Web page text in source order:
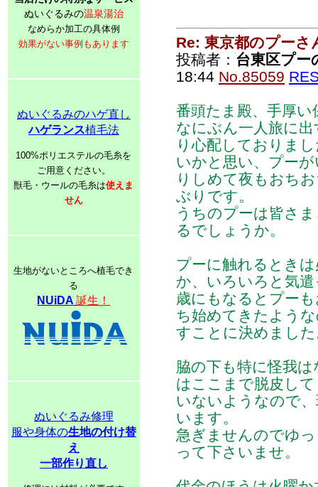
ぬいぐるみの温泉湯治
なめらか加工の具体例
効果がない事例もあります
ぬいぐるみのハゲ直し
ハゲランス植毛法
100%ポリエステルの毛糸を
ご用意ください。
獣毛・ウールの毛糸は使えま
せん
生地がないところへ植毛でき
る
NUiDA誕生！
ぬいぐるみ修理
服や身体の生地の付け替
え
一部作り直し
Re: 東京都のプーさ
投稿者： 台東区プー
18:44 No.85059
番頭たま殿、手厚
なにぶん一人旅に
り心配しておりま
いかと思い、プー
りしめて夜もおち
ぶりです。
うちのプーは皆さ
るでしょうか。
プーに触れるとき
か、いろいろと気
歳にもなるとプー
ち始めてきたよう
すことに決めまし
脇の下も特に怪我
はここまで脱皮し
いないようなので
います。
急ぎませんのでゆ
って下さいませ。